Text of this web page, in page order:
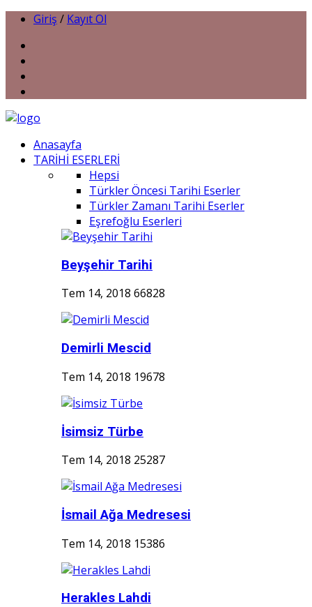
Giriş / Kayıt Ol
Anasayfa
TARİHİ ESERLERİ
Hepsi
Türkler Öncesi Tarihi Eserler
Türkler Zamanı Tarihi Eserler
Eşrefoğlu Eserleri
Beyşehir Tarihi
Tem 14, 2018 66828
Demirli Mescid
Tem 14, 2018 19678
İsimsiz Türbe
Tem 14, 2018 25287
İsmail Ağa Medresesi
Tem 14, 2018 15386
Herakles Lahdi